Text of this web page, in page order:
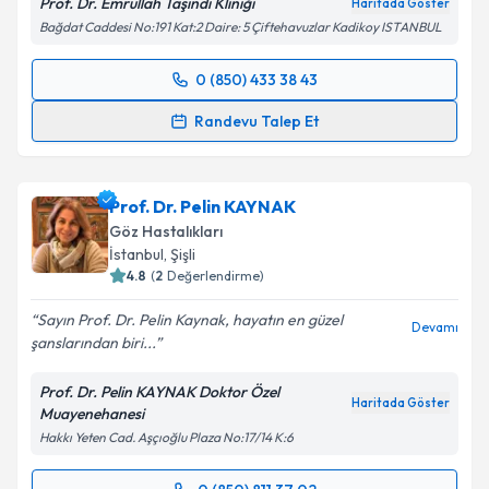
Kişisel verilerimin işlenmesine ilişkin
Aydınlatma
Metni'ni okudum ve kişisel verilerimin belirtilen
kapsamda işlenmesini kabul ediyorum.
Haritada Göster
Bağdat Caddesi No:191 Kat:2 Daire: 5 Çiftehavuzlar Kadikoy ISTANBUL
0 (850) 433 38 43
Randevu Talep Et
Randevu Takvimi Talebi
için bir takvim hazırlandığında e-posta ile
bilgilendireceğiz.
E-posta Adresiniz
Kişisel verilerimin işlenmesine ilişkin
Metni'ni okudum ve kişisel verilerimin belirtilen
kapsamda işlenmesini kabul ediyorum.
Prof. Dr. Pelin KAYNAK
Göz Hastalıkları
İstanbul, Şişli
4.8 (2 Değerlendirme)
Sayın Prof. Dr. Pelin Kaynak, hayatın en güzel
şanslarından biri...
Devamı
Prof. Dr. Pelin KAYNAK Doktor Özel
Muayenehanesi
Haritada Göster
Hakkı Yeten Cad. Aşçıoğlu Plaza No:17/14 K:6